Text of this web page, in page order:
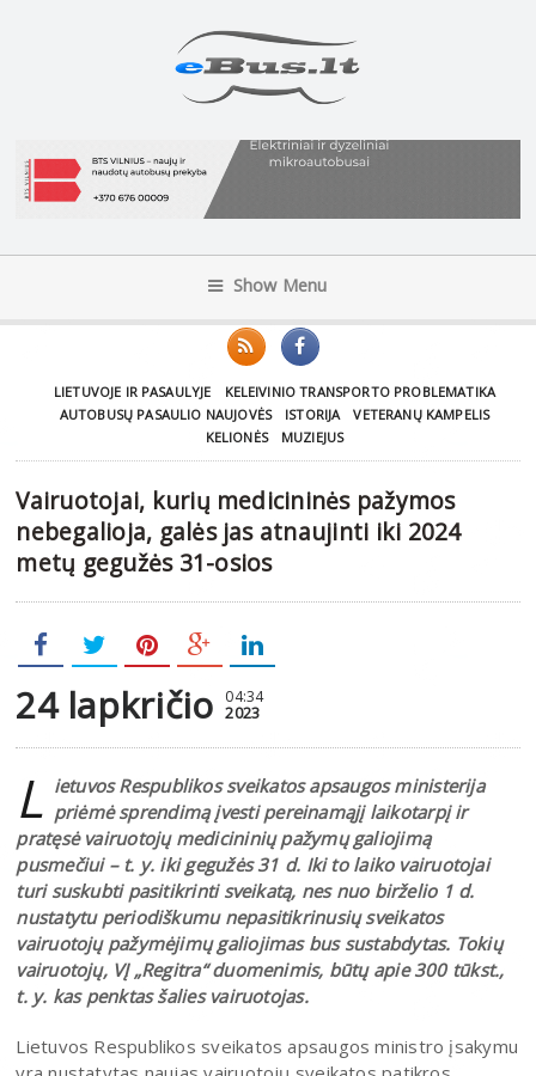
Show Menu
LIETUVOJE IR PASAULYJE
KELEIVINIO TRANSPORTO PROBLEMATIKA
AUTOBUSŲ PASAULIO NAUJOVĖS
ISTORIJA
VETERANŲ KAMPELIS
KELIONĖS
MUZIEJUS
Vairuotojai, kurių medicininės pažymos
nebegalioja, galės jas atnaujinti iki 2024
metų gegužės 31-osios
24 lapkričio 04:34
2023
L ietuvos Respublikos sveikatos apsaugos ministerija
priėmė sprendimą įvesti pereinamąjį laikotarpį ir
pratęsė vairuotojų medicininių pažymų galiojimą
pusmečiui – t. y. iki gegužės 31 d. Iki to laiko vairuotojai
turi suskubti pasitikrinti sveikatą, nes nuo birželio 1 d.
nustatytu periodiškumu nepasitikrinusių sveikatos
vairuotojų pažymėjimų galiojimas bus sustabdytas. Tokių
vairuotojų, VĮ „Regitra“ duomenimis, būtų apie 300 tūkst.,
t. y. kas penktas šalies vairuotojas.
Lietuvos Respublikos sveikatos apsaugos ministro įsakymu